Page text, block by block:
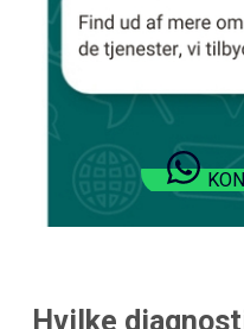
Hvilke